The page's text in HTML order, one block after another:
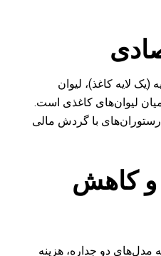
لایه کاغذ)، لیوان
لیوان‌های کاغذی است.
با گردش مالی
کاهش
مدل‌های دو جداره، هزینه